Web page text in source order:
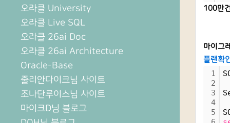
오라클 University
오라클 Live SQL
오라클 26ai Doc
오라클 26ai Architecture
Oracle-Base
줄리안다이크님 사이트
조나단루이스님 사이트
마이크D님 블로그
100만
마이그
플랜확
1
2
3
4
5